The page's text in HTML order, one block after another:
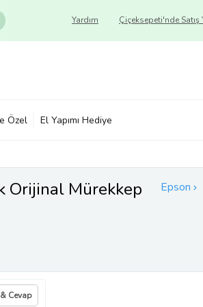
Çiçeksepeti'nde Satış
Yardım
Özel El Yapımı Hediye
Epson
Orijinal Mürekkep
Cevap